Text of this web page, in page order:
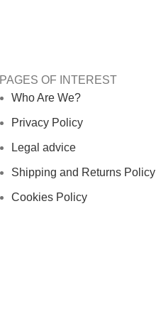
PAGES OF INTEREST
Who Are We?
Privacy Policy
Legal advice
Shipping and Returns Policy
Cookies Policy